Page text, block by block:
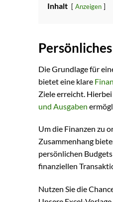
Inhalt Anzeigen
Die Grundlage für
bietet eine klare
Ziele erreicht.
und Ausgaben
Um die Finanzen zu
Zusammenhang
persönlichen
finanziellen
Nutzen Sie die